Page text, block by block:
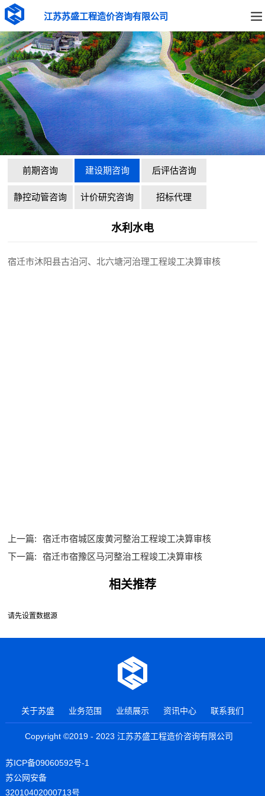
江苏苏盛工程造价咨询有限公司
前期咨询 建设期咨询 后评估咨询
静控动管咨询 计价研究咨询 招标代理
水利水电
宿迁市沐阳县古泊河、北六塘河治理工程竣工决算审核
上一篇:
宿迁市宿城区废黄河整治工程竣工决算审核
下一篇:
宿迁市宿豫区马河整治工程竣工决算审核
相关推荐
请先设置数据源
关于苏盛 业务范围 业绩展示 资讯中心 联系我们
Copyright ©2019 - 2023 江苏苏盛工程造价咨询有限公司
苏ICP备09060592号-1
苏公网安备
32010402000713号